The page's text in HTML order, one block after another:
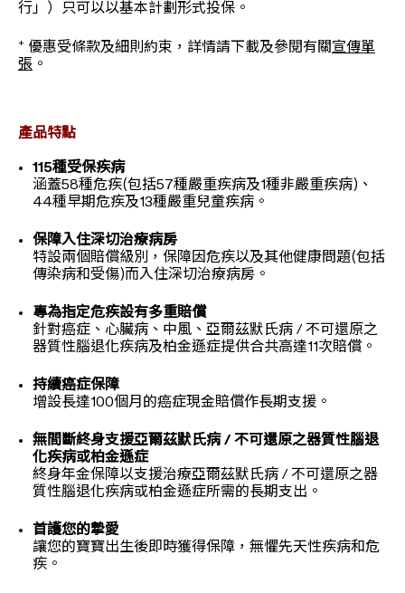
行」）只可以以基本計劃形式投保。
+ 優惠受條款及細則約束，詳情請下載及參閱有關宣傳單
張 。
產品特點
115種受保疾病
涵蓋58種危疾(包括57種嚴重疾病及1種非嚴重疾病)、
44種早期危疾及13種嚴重兒童疾病。
保障入住深切治療病房
特設兩個賠償級別，保障因危疾以及其他健康問題(包括
傳染病和受傷)而入住深切治療病房。
專為指定危疾設有多重賠償
針對癌症、心臟病、中風、亞爾茲默氏病 / 不可還原之
器質性腦退化疾病及柏金遜症提供合共高達11次賠償。
持續癌症保障
增設長達100個月的癌症現金賠償作長期支援。
無間斷終身支援亞爾茲默氏病 / 不可還原之器質性腦退
化疾病或柏金遜症
終身年金保障以支援治療亞爾茲默氏病 / 不可還原之器
質性腦退化疾病或柏金遜症所需的長期支出。
首護您的摯愛
讓您的寶寶出生後即時獲得保障，無懼先天性疾病和危
疾。